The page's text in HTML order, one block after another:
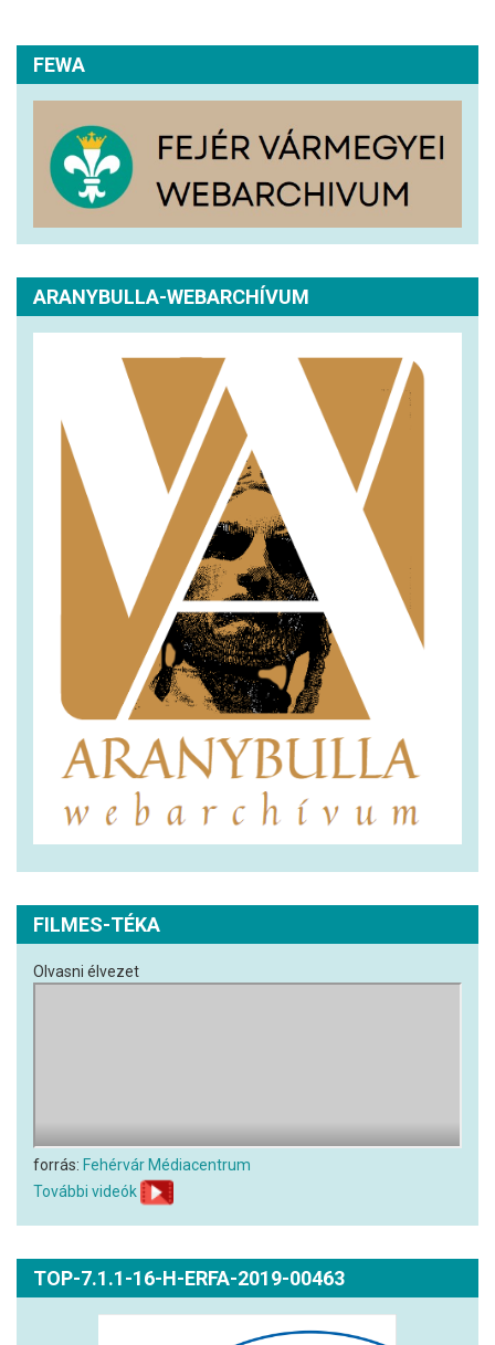
FEWA
ARANYBULLA-WEBARCHÍVUM
FILMES-TÉKA
Olvasni élvezet
forrás: Fehérvár Médiacentrum
További videók
TOP-7.1.1-16-H-ERFA-2019-00463